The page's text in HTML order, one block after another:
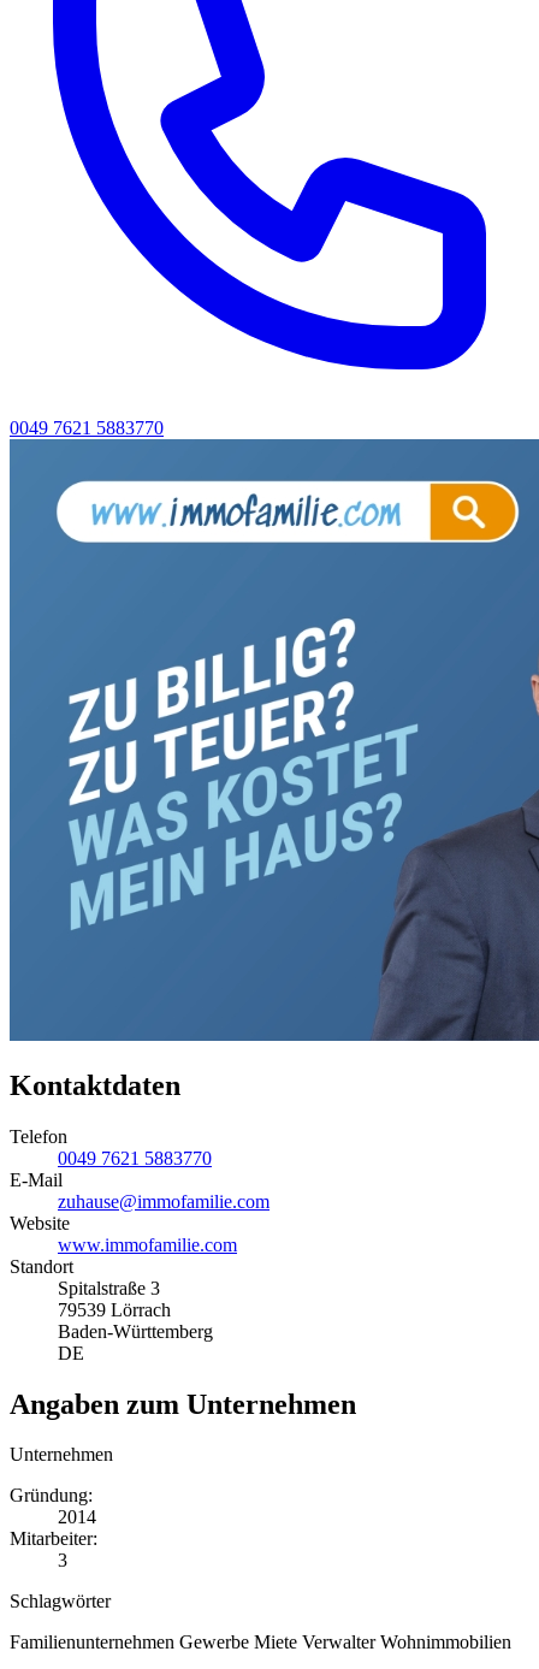
0049 7621 5883770
Kontaktdaten
Telefon
0049 7621 5883770
E-Mail
zuhause@immofamilie.com
Website
www.immofamilie.com
Standort
Spitalstraße 3
79539 Lörrach
Baden-Württemberg
DE
Angaben zum Unternehmen
Unternehmen
Gründung:
2014
Mitarbeiter:
3
Schlagwörter
Familienunternehmen Gewerbe Miete Verwalter Wohnimmobilien